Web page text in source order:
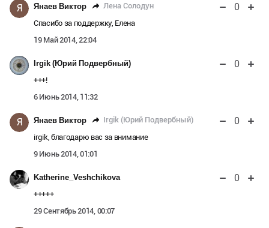
Я Янаев Виктор Лена Солодун 0
Спасибо за поддержку, Елена
19 Май 2014, 22:04
Irgik (Юрий Подвербный) 0
+++!
6 Июнь 2014, 11:32
Я Янаев Виктор Irgik (Юрий Подвербный) 0
irgik, благодарю вас за внимание
9 Июнь 2014, 01:01
Katherine_Veshchikova 0
+++++
29 Сентябрь 2014, 00:07